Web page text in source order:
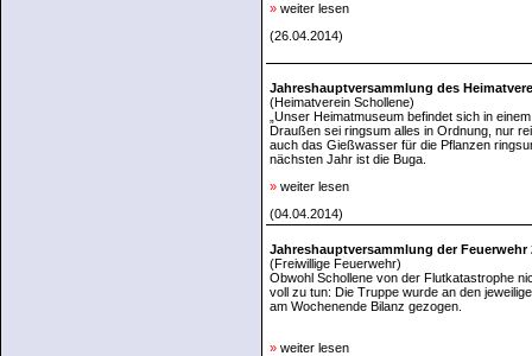
» weiter lesen
(26.04.2014)
Jahreshauptversammlung des
(Heimatverein Schollene)
„Unser Heimatmuseum befindet sich in
Draußen sei ringsum alles in Ordnung, nur
auch das Gießwasser für die Pflanzen
nächsten Jahr ist die Buga.
» weiter lesen
(04.04.2014)
Jahreshauptversammlung der Feuerwehr
(Freiwillige Feuerwehr)
Obwohl Schollene von der Flutkatastrophe
voll zu tun: Die Truppe wurde an den
am Wochenende Bilanz gezogen.
» weiter lesen